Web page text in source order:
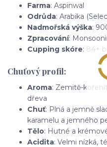
Farma: Aspinwal
Odrůda: Arabika
Nadmořská výška:
Zpracování:
Cupping skóre: 84+
Chuťový profil:
Aroma: Zemitě-
dřeva
Chuť: Plná a jemně
karamelu a jemného
Tělo: Hutné a
Acidita: Velmi nízká,